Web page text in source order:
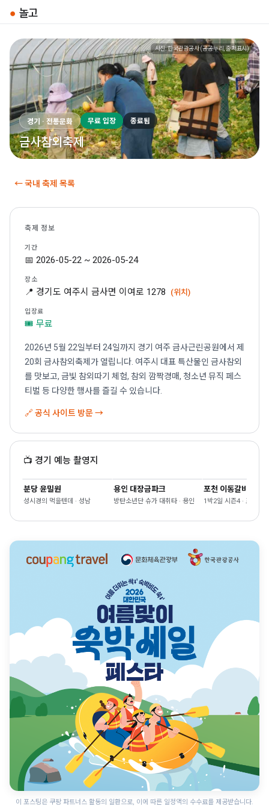
● 놀고
사진: 한국관광공사 (공공누리, 출처표시)
경기 · 전통문화 무료 입장 종료됨
금사참외축제
← 국내 축제 목록
축제 정보
기간
📅 2026-05-22 ~ 2026-05-24
장소
📍 경기도 여주시 금사면 이여로 1278 (위치)
입장료
🎟 무료
2026년 5월 22일부터 24일까지 경기 여주 금사근린공원에서 제
20회 금사참외축제가 열립니다. 여주시 대표 특산물인 금사참외
를 맛보고, 금빛 참외따기 체험, 참외 깜짝경매, 청소년 뮤직 페스
티벌 등 다양한 행사를 즐길 수 있습니다.
🔗 공식 사이트 방문 →
📺 경기 예능 촬영지
분당 윤밀원
성시경의 먹을텐데 · 성남
용인 대장금파크
방탄소년단 슈가 대취타 · 용인
포천 이동갈비
1박2일 시즌4 · 포천
이 포스팅은 쿠팡 파트너스 활동의 일환으로, 이에 따른 일정액의 수수료를 제공받습니다.